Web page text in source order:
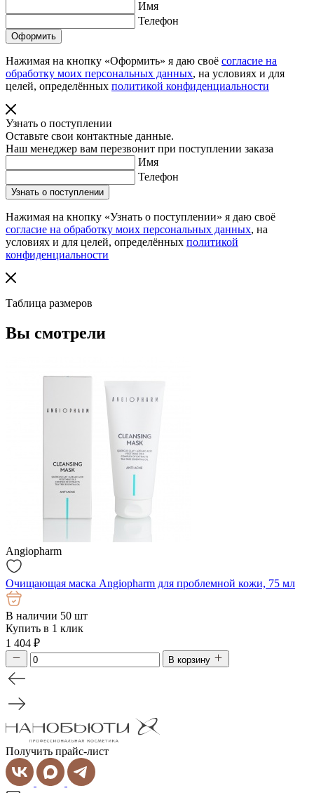
Имя
Телефон
Нажимая на кнопку «Оформить» я даю своё согласие на
обработку моих персональных данных, на условиях и для
целей, определённых политикой конфиденциальности
Узнать о поступлении
Оставьте свои контактные данные.
Наш менеджер вам перезвонит при поступлении заказа
Имя
Телефон
Нажимая на кнопку «Узнать о поступлении» я даю своё
согласие на обработку моих персональных данных, на
условиях и для целей, определённых политикой
конфиденциальности
Таблица размеров
Вы смотрели
Angiopharm
Очищающая маска Angiopharm для проблемной кожи, 75 мл
В наличии 50 шт
Купить в 1 клик
1 404 ₽
В корзину
Получить прайс-лист